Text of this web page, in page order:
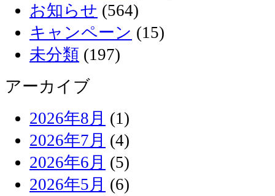
お知らせ (564)
キャンペーン (15)
未分類 (197)
アーカイブ
2026年8月 (1)
2026年7月 (4)
2026年6月 (5)
2026年5月 (6)